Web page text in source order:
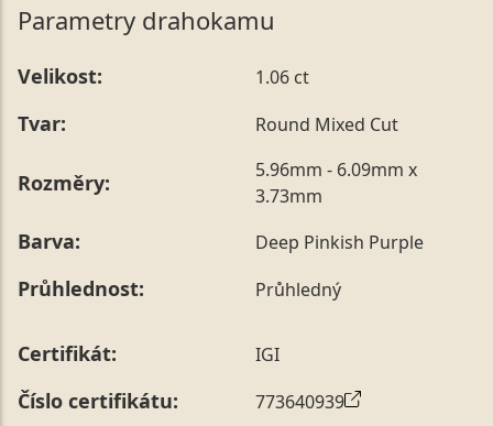
Parametry drahokamu
Velikost: 1.06 ct
Tvar: Round Mixed Cut
Rozměry:
5.96mm - 6.09mm x
3.73mm
Barva: Deep Pinkish Purple
Průhlednost: Průhledný
Certifikát: IGI
Číslo certifikátu: 773640939